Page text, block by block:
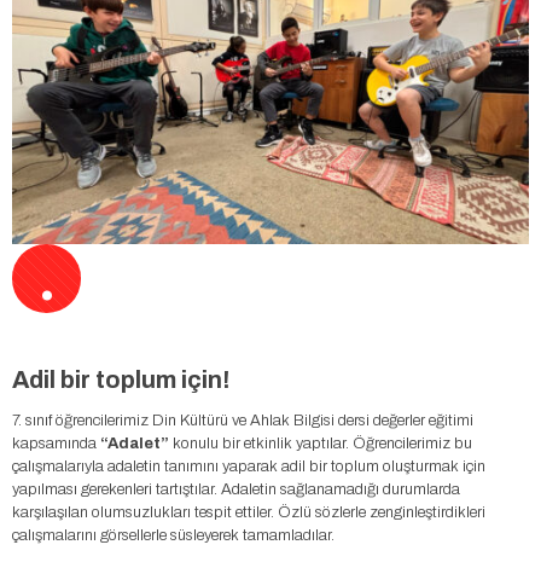
.
Adil bir toplum için!
7. sınıf öğrencilerimiz Din Kültürü ve Ahlak Bilgisi dersi değerler eğitimi
kapsamında “Adalet” konulu bir etkinlik yaptılar. Öğrencilerimiz bu
çalışmalarıyla adaletin tanımını yaparak adil bir toplum oluşturmak için
yapılması gerekenleri tartıştılar. Adaletin sağlanamadığı durumlarda
karşılaşılan olumsuzlukları tespit ettiler. Özlü sözlerle zenginleştirdikleri
çalışmalarını görsellerle süsleyerek tamamladılar.